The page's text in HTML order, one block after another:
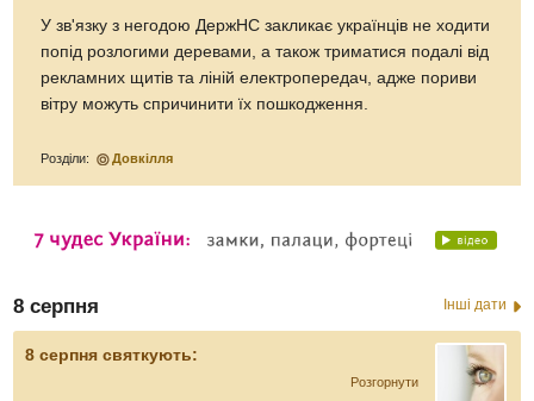
У зв'язку з негодою ДержНС закликає українців не ходити
попід розлогими деревами, а також триматися подалі від
рекламних щитів та ліній електропередач, адже пориви
вітру можуть спричинити їх пошкодження.
Розділи: Довкілля
8 серпня Інші дати
8 серпня святкують:
Розгорнути